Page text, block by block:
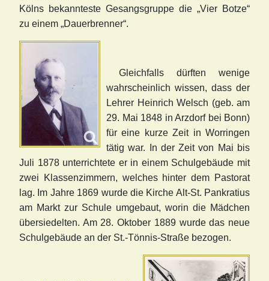
Kölns bekannteste Gesangsgruppe die „Vier Botze“
zu einem „Dauerbrenner“.
Gleichfalls dürften wenige
wahrscheinlich wissen, dass der
Lehrer Heinrich Welsch (geb. am
29. Mai 1848 in Arzdorf bei Bonn)
für eine kurze Zeit in Worringen
tätig war. In der Zeit von Mai bis
Juli 1878 unterrichtete er in einem Schulgebäude mit
zwei Klassenzimmern, welches hinter dem Pastorat
lag. Im Jahre 1869 wurde die Kirche Alt-St. Pankratius
am Markt zur Schule umgebaut, worin die Mädchen
übersiedelten. Am 28. Oktober 1889 wurde das neue
Schulgebäude an der St.-Tönnis-Straße bezogen.